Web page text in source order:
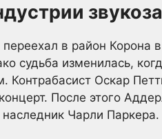
в район Корона
судьба изменилась,
Контрабасист Оскар
После этого
наследник Чарли Паркера.